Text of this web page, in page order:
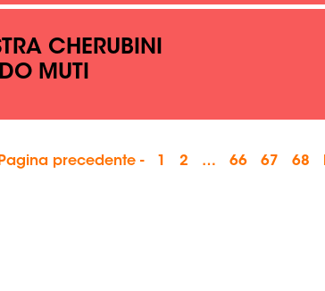
CHERUBINI
MUTI
Pagina precedente - 2 … 66 67 68